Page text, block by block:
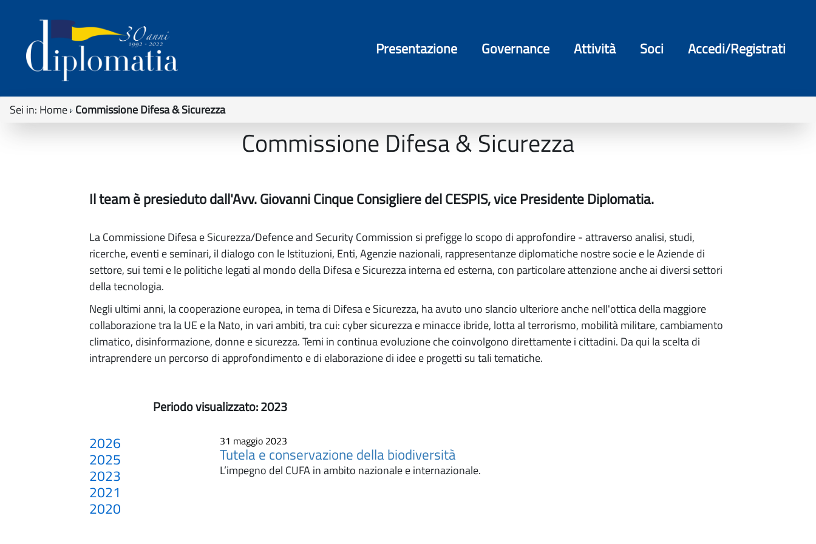
Presentazione Governance Attività Soci Accedi/Registrati
Sei in: Home Commissione Difesa & Sicurezza
Commissione Difesa & Sicurezza
Il team è presieduto dall'Avv. Giovanni Cinque Consigliere del CESPIS, vice Presidente Diplomatia.
La Commissione Difesa e Sicurezza/Defence and Security Commission si prefigge lo scopo di approfondire - attraverso analisi, studi,
ricerche, eventi e seminari, il dialogo con le Istituzioni, Enti, Agenzie nazionali, rappresentanze diplomatiche nostre socie e le Aziende di
settore, sui temi e le politiche legati al mondo della Difesa e Sicurezza interna ed esterna, con particolare attenzione anche ai diversi settori
della tecnologia.
Negli ultimi anni, la cooperazione europea, in tema di Difesa e Sicurezza, ha avuto uno slancio ulteriore anche nell'ottica della maggiore
collaborazione tra la UE e la Nato, in vari ambiti, tra cui: cyber sicurezza e minacce ibride, lotta al terrorismo, mobilità militare, cambiamento
climatico, disinformazione, donne e sicurezza. Temi in continua evoluzione che coinvolgono direttamente i cittadini. Da qui la scelta di
intraprendere un percorso di approfondimento e di elaborazione di idee e progetti su tali tematiche.
Periodo visualizzato:2023
2026
2025
2023
2021
2020
31 maggio 2023
Tutela e conservazione della biodiversità
L’impegno del CUFA in ambito nazionale e internazionale.